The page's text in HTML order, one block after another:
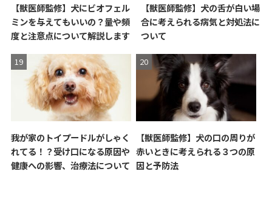
【獣医師監修】犬にビオフェル
ミンを与えてもいいの？量や頻
度と注意点について解説します
【獣医師監修】犬の舌が白い場
合に考えられる病気と対処法に
ついて
我が家のトイプードルがしゃく
れてる！？受け口になる原因や
健康への影響、治療法について
【獣医師監修】犬の口の周りが
赤いときに考えられる３つの原
因と予防法